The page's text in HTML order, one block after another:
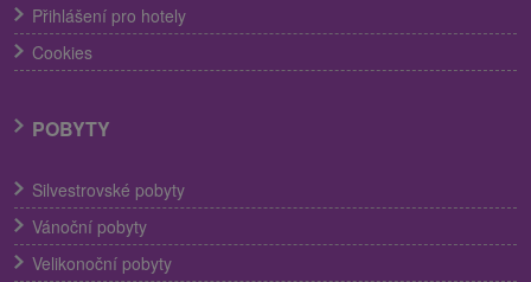
Přihlášení pro hotely
Cookies
POBYTY
Silvestrovské pobyty
Vánoční pobyty
Velikonoční pobyty